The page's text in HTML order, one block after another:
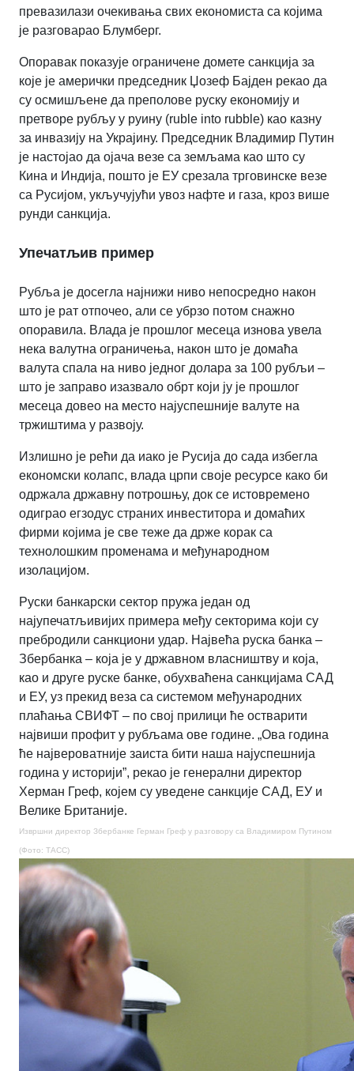
превазилази очекивања свих економиста са којима
је разговарао Блумберг.
Опоравак показује ограничене домете санкција за
које је амерички председник Џозеф Бајден рекао да
су осмишљене да преполове руску економију и
претворе рубљу у руину (ruble into rubble) као казну
за инвазију на Украјину. Председник Владимир Путин
је настојао да ојача везе са земљама као што су
Кина и Индија, пошто је ЕУ срезала трговинске везе
са Русијом, укључујући увоз нафте и газа, кроз више
рунди санкција.
Упечатљив пример
Рубља је досегла најнижи ниво непосредно након
што је рат отпочео, али се убрзо потом снажно
опоравила. Влада је прошлог месеца изнова увела
нека валутна ограничења, након што је домаћа
валута спала на ниво једног долара за 100 рубљи –
што је заправо изазвало обрт који ју је прошлог
месеца довео на место најуспешније валуте на
тржиштима у развоју.
Излишно је рећи да иако је Русија до сада избегла
економски колапс, влада црпи своје ресурсе како би
одржала државну потрошњу, док се истовремено
одиграо егзодус страних инвеститора и домаћих
фирми којима је све теже да држе корак са
технолошким променама и међународном
изолацијом.
Руски банкарски сектор пружа један од
најупечатљивијих примера међу секторима који су
пребродили санкциони удар. Највећа руска банка –
Збербанка – која је у државном власништву и која,
као и друге руске банке, обухваћена санкцијама САД
и ЕУ, уз прекид веза са системом међународних
плаћања СВИФТ – по свој прилици ће остварити
највиши профит у рубљама ове године. „Ова година
ће највероватније заиста бити наша најуспешнија
година у историји”, рекао је генерални директор
Херман Греф, којем су уведене санкције САД, ЕУ и
Велике Британије.
Извршни директор Збербанке Герман Греф у разговору са Владимиром Путином
(Фото: ТАСС)